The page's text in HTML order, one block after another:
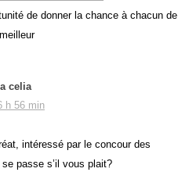
de donner la chance à chacun de
celia
h 56 min
intéressé par le concour des
passe s’il vous plait?